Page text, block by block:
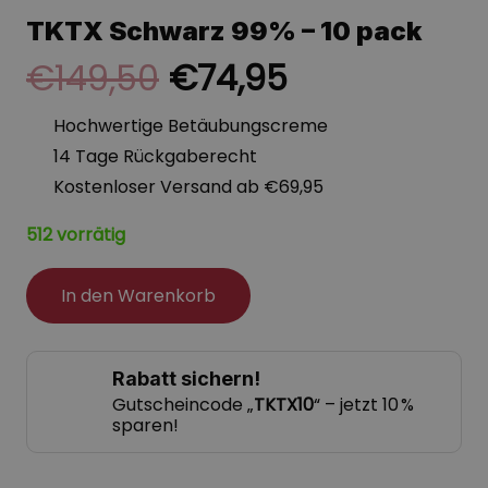
TKTX Schwarz 99% – 10 pack
€149,50 Ursprünglicher
Preis
war:
€149,50
€74,95Aktueller
ist:
€74,95.
Hochwertige Betäubungscreme
14 Tage Rückgaberecht
Kostenloser Versand ab €69,95
512 vorrätig
In den Warenkorb
Rabatt sichern!
Gutscheincode „TKTX10“ – jetzt 10 %
sparen!